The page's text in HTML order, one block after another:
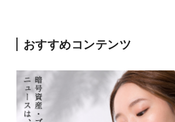
おすすめコンテンツ